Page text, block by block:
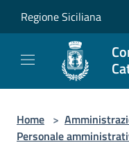
Regione Siciliana
Home >
Personale